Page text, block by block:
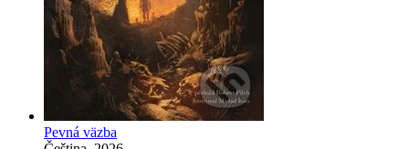
Pevná väzba